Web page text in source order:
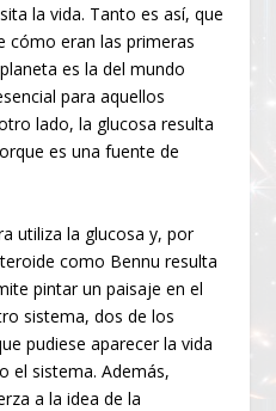
la vida. Tanto es así, que
cómo eran las primeras
es la del mundo
para aquellos
lado, la glucosa resulta
es una fuente de
utiliza la glucosa y, por
como Bennu resulta
pintar un paisaje en el
sistema, dos de los
pudiese aparecer la vida
el sistema. Además,
a la idea de la